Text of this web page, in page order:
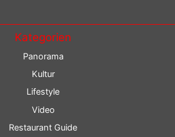
Kategorien
Panorama
Kultur
Lifestyle
Video
Restaurant Guide